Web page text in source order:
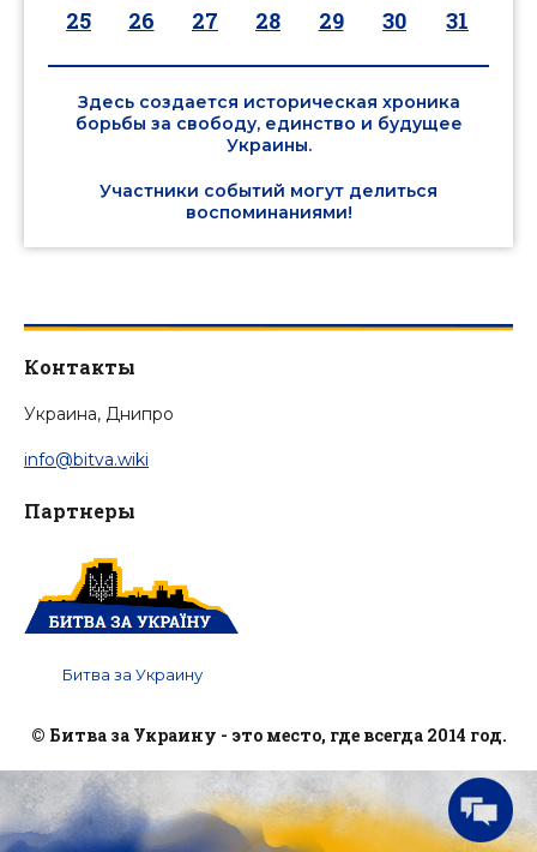
25
26 27 28 29 30 31
Здесь создается историческая хроника
борьбы за свободу, единство и будущее
Украины.
Участники событий могут делиться
воспоминаниями!
Контакты
Украина, Днипро
info@bitva.wiki
Партнеры
Битва за Украину
© Битва за Украину - это место, где всегда 2014 год.